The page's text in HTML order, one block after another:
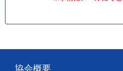
協会概要